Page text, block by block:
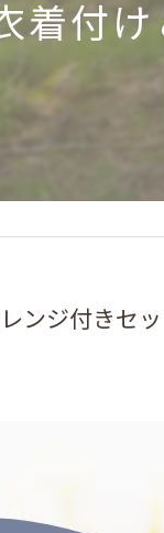
着付
ンジ付きセ